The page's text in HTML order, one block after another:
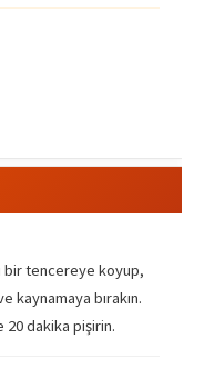
bir tencereye koyup,
kaynamaya bırakın.
20 dakika pişirin.